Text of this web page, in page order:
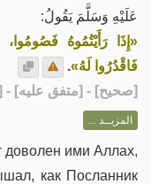
عَلَيْهِ وَسَلَّمَ يَقُولُ:
«إِذَا رَأَيْتُمُوهُ
فَاقْدُرُوا لَهُ».
[صحيح] - [متفق عليه] -
المزيــد ...
доволен ими Аллах,
как Посланник